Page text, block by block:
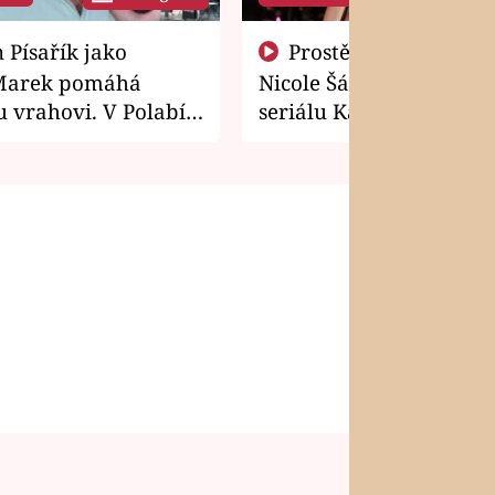
pomáhá
vrahovi. V Polabí
Nicole Šáchová získala
seriálu Kamarádi